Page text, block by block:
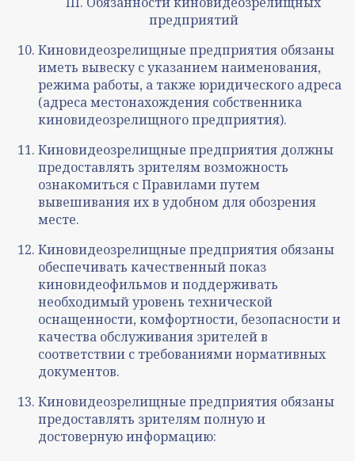
предприятий
Киновидеозрелищные предприятия обязаны
иметь вывеску с указанием наименования,
режима работы, а также юридического адреса
(адреса местонахождения собственника
киновидеозрелищного предприятия).
Киновидеозрелищные предприятия должны
предоставлять зрителям возможность
ознакомиться с Правилами путем
вывешивания их в удобном для обозрения
месте.
Киновидеозрелищные предприятия обязаны
обеспечивать качественный показ
киновидеофильмов и поддерживать
необходимый уровень технической
оснащенности, комфортности, безопасности и
качества обслуживания зрителей в
соответствии с требованиями нормативных
документов.
Киновидеозрелищные предприятия обязаны
предоставлять зрителям полную и
достоверную информацию: